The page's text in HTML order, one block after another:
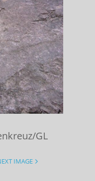
GL
IMAGE